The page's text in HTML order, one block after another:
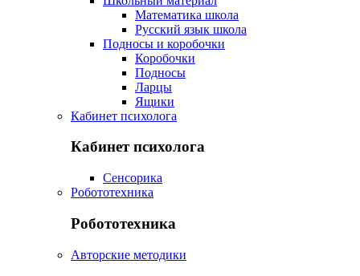
Математика школа
Русский язык школа
Подносы и коробочки
Коробочки
Подносы
Ларцы
Ящики
Кабинет психолога
Кабинет психолога
Сенсорика
Робототехника
Робототехника
Авторские методики